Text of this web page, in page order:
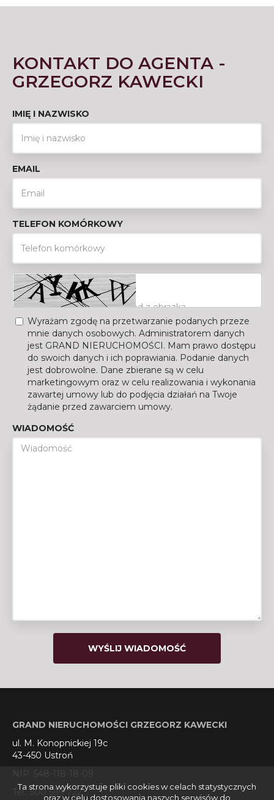
KONTAKT DO AGENTA -
GRZEGORZ KAWECKI
IMIĘ I NAZWISKO
EMAIL
TELEFON KOMÓRKOWY
Wyrażam zgodę na przetwarzanie podanych przeze
mnie danych osobowych. Administratorem danych
jest GRAND NIERUCHOMOŚCI. Mam prawo dostępu
do swoich danych i ich poprawiania. Podanie danych
jest dobrowolne. Dane zbierane są w celu
marketingowym oraz w celu realizowania i wykonania
zawartej umowy lub do podjęcia działań na Twoje
żądanie przed zawarciem umowy.
WIADOMOŚĆ
GRAND NIERUCHOMOŚCI GRZEGORZ KAWECKI
ul. M. Konopnickiej 19c
43-450 Ustroń
NIP: 548-118-18-09
Tel.: 500 599 722
Ta strona wykorzystuje pliki cookies w celach statystycznych
oraz w celu dostosowania naszych serwisów do